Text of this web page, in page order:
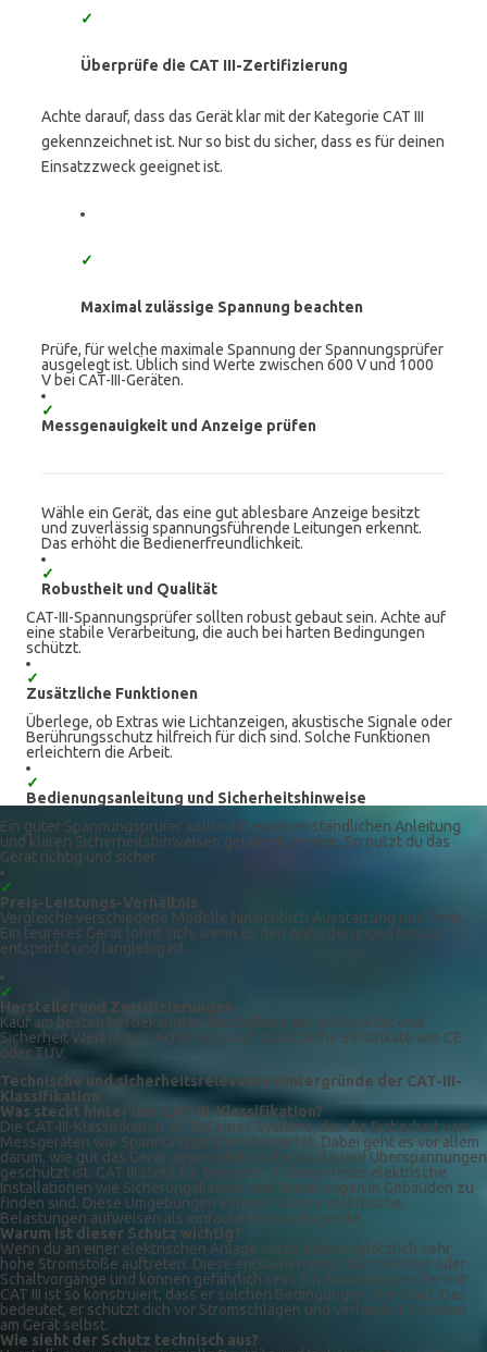
✓
Überprüfe die CAT III-Zertifizierung
Achte darauf, dass das Gerät klar mit der Kategorie CAT III
gekennzeichnet ist. Nur so bist du sicher, dass es für deinen
Einsatzzweck geeignet ist.
✓
Maximal zulässige Spannung beachten
Prüfe, für welche maximale Spannung der Spannungsprüfer
ausgelegt ist. Üblich sind Werte zwischen 600 V und 1000
V bei CAT-III-Geräten.
✓
Messgenauigkeit und Anzeige prüfen
Wähle ein Gerät, das eine gut ablesbare Anzeige besitzt
und zuverlässig spannungsführende Leitungen erkennt.
Das erhöht die Bedienerfreundlichkeit.
✓
Robustheit und Qualität
CAT-III-Spannungsprüfer sollten robust gebaut sein. Achte auf
eine stabile Verarbeitung, die auch bei harten Bedingungen
schützt.
✓
Zusätzliche Funktionen
Überlege, ob Extras wie Lichtanzeigen, akustische Signale oder
Berührungsschutz hilfreich für dich sind. Solche Funktionen
erleichtern die Arbeit.
✓
Bedienungsanleitung und Sicherheitshinweise
Ein guter Spannungsprüfer sollte mit einer verständlichen Anleitung
und klaren Sicherheitshinweisen geliefert werden. So nutzt du das
Gerät richtig und sicher.
✓
Preis-Leistungs-Verhältnis
Vergleiche verschiedene Modelle hinsichtlich Ausstattung und Preis.
Ein teureres Gerät lohnt sich, wenn es den Anforderungen besser
entspricht und langlebig ist.
✓
Hersteller und Zertifizierungen
Kauf am besten bei bekannten Herstellern, die auf Qualität und
Sicherheit Wert legen. Achte auch auf zusätzliche Zertifikate wie CE
oder TÜV.
Technische und sicherheitsrelevante Hintergründe der CAT-III-
Klassifikation
Was steckt hinter der CAT-III-Klassifikation?
Die CAT-III-Klassifikation ist Teil eines Systems, das die Sicherheit von
Messgeräten wie Spannungsprüfern bewertet. Dabei geht es vor allem
darum, wie gut das Gerät gegen elektrische Stöße und Überspannungen
geschützt ist. CAT III steht für Bereiche, in denen feste elektrische
Installationen wie Sicherungskästen und Verteilungen in Gebäuden zu
finden sind. Diese Umgebungen können höhere elektrische
Belastungen aufweisen als einfache Haushaltsgeräte.
Warum ist dieser Schutz wichtig?
Wenn du an einer elektrischen Anlage misst, können plötzlich sehr
hohe Stromstöße auftreten. Diese entstehen etwa durch Fehler oder
Schaltvorgänge und können gefährlich sein. Ein Spannungsprüfer mit
CAT III ist so konstruiert, dass er solchen Bedingungen standhält. Das
bedeutet, er schützt dich vor Stromschlägen und verhindert Schäden
am Gerät selbst.
Wie sieht der Schutz technisch aus?